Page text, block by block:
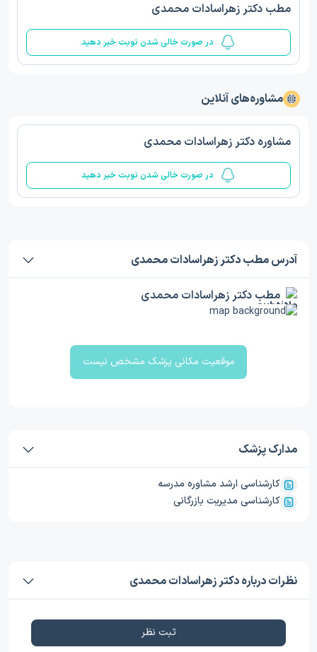
مطب دکتر زهراسادات محمدی
در صورت خالی شدن نوبت خبر دهید
مشاوره‌های آنلاین
مشاوره دکتر زهراسادات محمدی
در صورت خالی شدن نوبت خبر دهید
آدرس مطب دکتر زهراسادات محمدی
مطب دکتر زهراسادات محمدی
موقعیت مکانی پزشک مشخص نیست
مدارک پزشک
کارشناسی ارشد مشاوره مدرسه
کارشناسی مدیریت بازرگانی
نظرات درباره دکتر زهراسادات محمدی
ثبت نظر